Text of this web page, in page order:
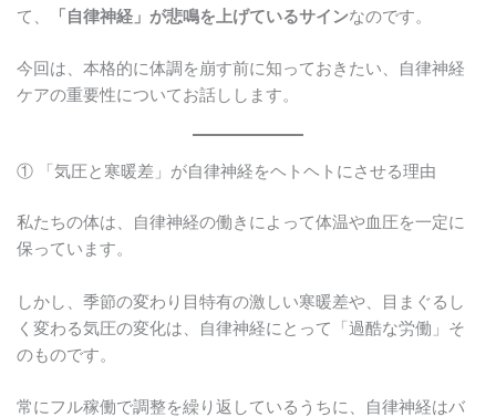
て、
「自律神経」が悲鳴を上げているサインなのです。
今回は、本格的に体調を崩す前に知っておきたい、自律神経
ケアの重要性についてお話しします。
① 「気圧と寒暖差」が自律神経をヘトヘトにさせる理由
私たちの体は、自律神経の働きによって体温や血圧を一定に
保っています。
しかし、季節の変わり目特有の激しい寒暖差や、目まぐるし
く変わる気圧の変化は、自律神経にとって「過酷な労働」そ
のものです。
常にフル稼働で調整を繰り返しているうちに、自律神経はバ